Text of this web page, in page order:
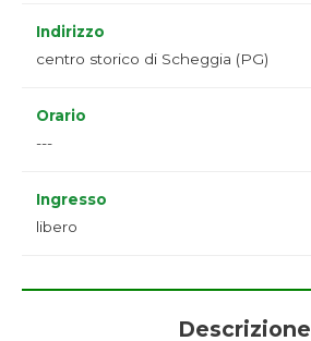
Indirizzo
centro storico di Scheggia (PG)
Orario
---
Ingresso
libero
Descrizione